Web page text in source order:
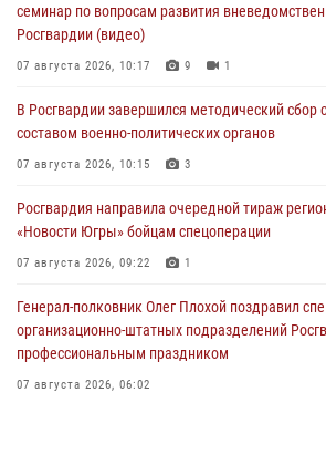
семинар по вопросам развития
Росгвардии (видео)
07 августа 2026, 10:17 9 1
В Росгвардии завершился методический сбор
составом военно-политических органов
07 августа 2026, 10:15 3
Росгвардия направила очередной тираж
«Новости Югры» бойцам спецоперации
07 августа 2026, 09:22 1
Генерал-полковник Олег Плохой поздравил
организационно-штатных подразделений
профессиональным праздником
07 августа 2026, 06:02